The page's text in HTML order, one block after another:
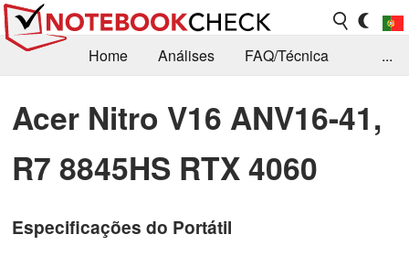
Home Análises
FAQ/Técnica
Busca
Contacto
...
Acer Nitro V16 ANV16-41,
R7 8845HS RTX 4060
Especificações do Portátil